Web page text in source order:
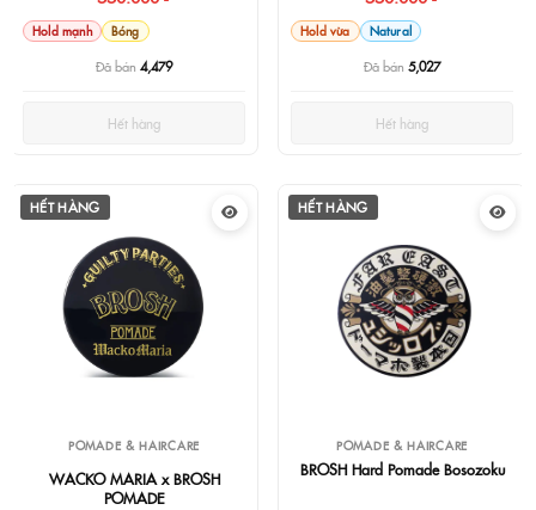
Hold mạnh Bóng
Đã bán 4,479
Hết hàng
Hold vừa Natural
Đã bán 5,027
Hết hàng
HẾT HÀNG
POMADE & HAIRCARE
WACKO MARIA x BROSH
POMADE
HẾT HÀNG
POMADE & HAIRCARE
BROSH Hard Pomade Bosozoku